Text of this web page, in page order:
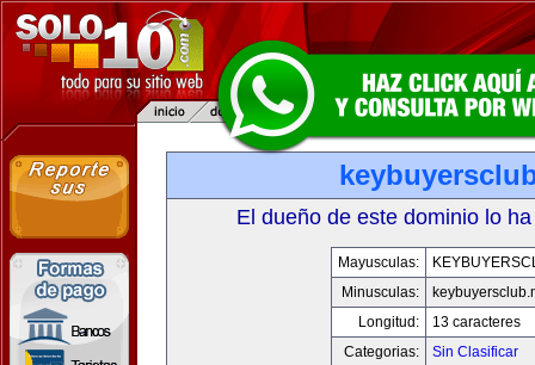
El dueño de este dominio lo
Mayusculas:
Minusculas:
Longitud:
13 caracteres
Categorias:
Sin Clasificar